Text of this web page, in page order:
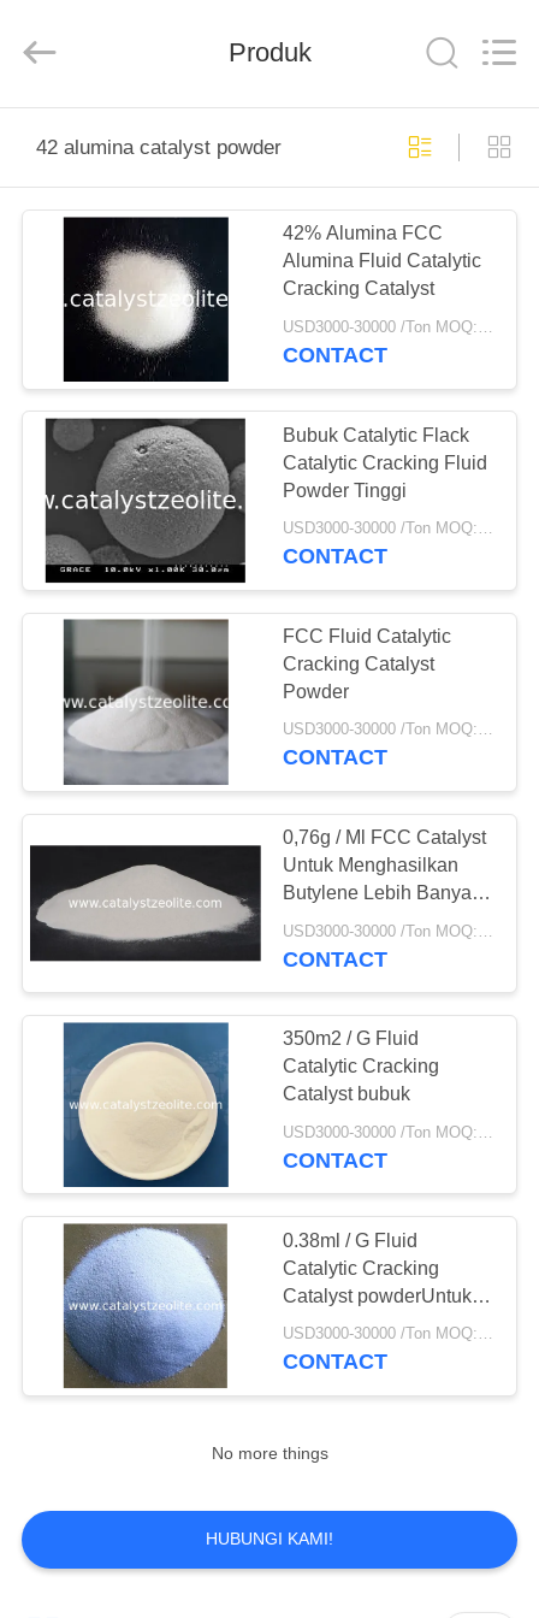
PRODUK
TENTANG
KAMI
TUR
PABRIK
KONTROL
KUALITAS
HUBUNGI
KAMI
BERITA
KASUS
SITEMAP
PRIVACY
POLICY
Rights
Produk
42 alumina catalyst powder
42% Alumina FCC
Alumina Fluid Catalytic
Cracking Catalyst
USD3000-30000 /Ton MOQ:1 KG
CONTACT
Bubuk Catalytic Flack
Catalytic Cracking Fluid
Powder Tinggi
USD3000-30000 /Ton MOQ:1 KG
CONTACT
FCC Fluid Catalytic
Cracking Catalyst
Powder
USD3000-30000 /Ton MOQ:1 KG
CONTACT
0,76g / Ml FCC Catalyst
Untuk Menghasilkan
Butylene Lebih Banyak
Untuk Penyulingan
CONTACT
350m2 / G Fluid
Catalytic Cracking
Catalyst bubuk
USD3000-30000 /Ton MOQ:1 KG
CONTACT
0.38ml / G Fluid
Catalytic Cracking
Catalyst powderUntuk
Pengilangan Minyak
Bumi
USD3000-30000 /Ton MOQ:1 KG
CONTACT
No more things
HUBUNGI KAMI!